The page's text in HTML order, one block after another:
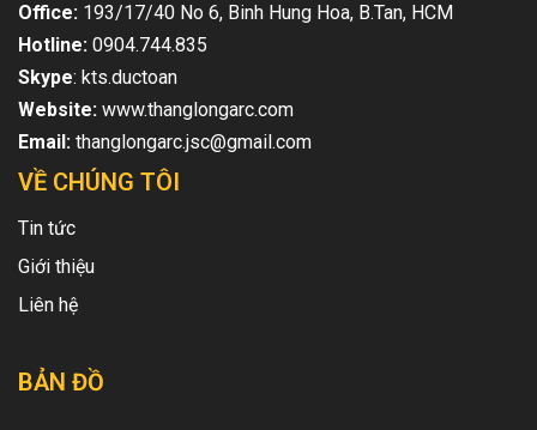
Office: 193/17/40 No 6, Binh Hung Hoa, B.Tan, HCM
Hotline: 0904.744.835
Skype: kts.ductoan
Website: www.thanglongarc.com
Email: thanglongarc.jsc@gmail.com
VỀ CHÚNG TÔI
Tin tức
Giới thiệu
Liên hệ
BẢN ĐỒ